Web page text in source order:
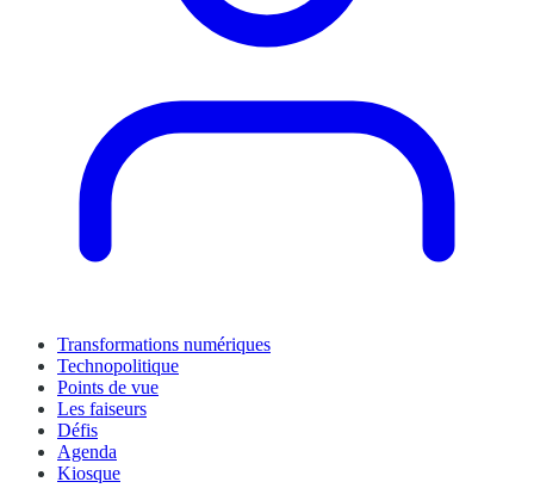
Transformations numériques
Technopolitique
Points de vue
Les faiseurs
Défis
Agenda
Kiosque